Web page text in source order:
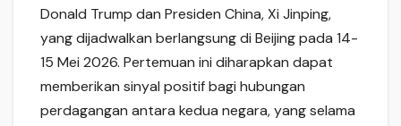
Donald Trump dan Presiden China, Xi Jinping,
yang dijadwalkan berlangsung di Beijing pada 14-
15 Mei 2026. Pertemuan ini diharapkan dapat
memberikan sinyal positif bagi hubungan
perdagangan antara kedua negara, yang selama